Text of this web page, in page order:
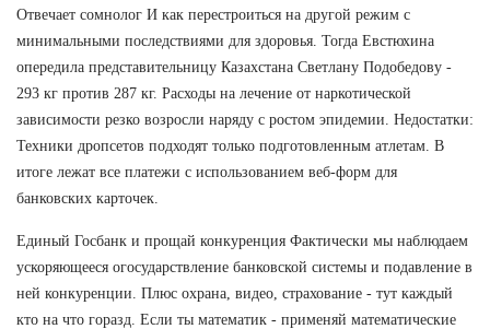
Отвечает сомнолог И как перестроиться на другой режим с
минимальными последствиями для здоровья. Тогда Евстюхина
опередила представительницу Казахстана Светлану Подобедову -
293 кг против 287 кг. Расходы на лечение от наркотической
зависимости резко возросли наряду с ростом эпидемии. Недостатки:
Техники дропсетов подходят только подготовленным атлетам. В
итоге лежат все платежи с использованием веб-форм для
банковских карточек.
Единый Госбанк и прощай конкуренция Фактически мы наблюдаем
ускоряющееся огосударствление банковской системы и подавление в
ней конкуренции. Плюс охрана, видео, страхование - тут каждый
кто на что горазд. Если ты математик - применяй математические